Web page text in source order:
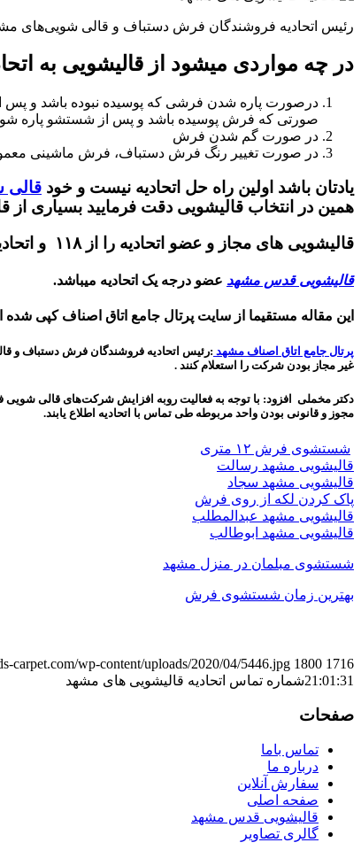
رئیس اتحادیه فروشندگان فرش دستباف و قالی شویی‌های
در چه مواردی میشود از قالیشویی به
درصورت پاره شدن فرشی که پوسیده نبوده باشد و پس
صورتی که فرش پوسیده باشد و پس از شستشو پاره شود
در صورت گم شدن فرش
در صورت تغییر رنگ فرش دستباف، فرش ماشینی
یادتان باشد اولین راه حل اتحادیه نیست و خود
همین در انتخاب قالیشویی دقت فرمایید
قالیشویی های مجاز و عضو اتحادیه را از ۱۱۸ و اتحادیه فرش استعلام کنید .
قالیشویی قدس مشهد عضو درجه یک اتحادیه میباشد.
این مقاله مستقیما از سایت پرتال جامع اتاق اصناف کپی
پرتال جامع اتاق اصناف مشهد :رئیس اتحادیه فروشندگان فرش دستباف و
غیر مجاز بودن شرکت را استعلام کنند .
دکتر مخملی افزود: با توجه به فعالیت روبه افزایش شرکت‌های قالی
مجوز و قانونی بودن واحد مربوطه طی تماس با اتحادیه اطلاع یابند.
شستشوی فرش ۱۲ متری
قالیشویی مشهد رسالت
قالیشویی مشهد سجاد
پاک کردن لکه از روی فرش
قالیشویی مشهد عبدالمطلب
قالیشویی مشهد ابوطالب
شستشوی مبلمان در منزل مشهد
بهترین زمان شستشوی فرش
carpet.com/wp-content/uploads/2020/04/5446.jpg 1800 1716
21:01:31شماره تماس اتحادیه قالیشویی های مشهد
صفحات
تماس باما
درباره ما
سفارش آنلاین
صفحه اصلی
قالیشویی قدس مشهد
گالری تصاویر